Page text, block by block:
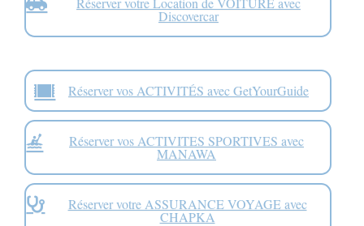
Discovercar
Réserver vos ACTIVITÉS avec GetYourGuide
Réserver vos ACTIVITES SPORTIVES avec
MANAWA
Réserver votre ASSURANCE VOYAGE avec
CHAPKA